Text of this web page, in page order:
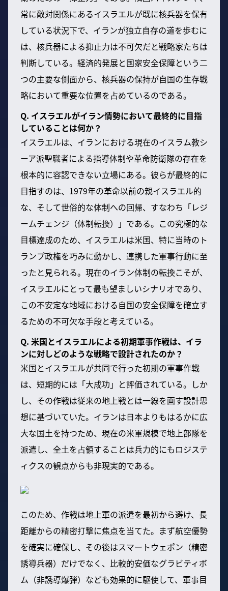
常に敵対関係にあるイスラエルが既に核兵器を保有
している状況下で、イランが独立自存の道を歩むに
は、核兵器による抑止力は不可欠だと戦略家たちは
判断している。経済的発展と国家安全保障という二
つの主要な側面から、核兵器の保持が自国の生存戦
略において重要な位置を占めているのである。
Q. イスラエルがイラン情勢において最終的に目指
していることは何か？
イスラエルは、イランにおける現在のイスラム教シ
ーア派聖職者による指導体制や革命防衛隊の存在を
根本的に容認できない立場にある。彼らが最終的に
目指すのは、1979年の革命以前の親イスラエル的
な、そして世俗的な体制への回帰、すなわち「レジ
ームチェンジ（体制転換）」である。この究極的な
目標達成のため、イスラエルは米国、特に当時のト
ランプ政権を巧みに動かし、連携した軍事行動に至
ったと見られる。現在のイラン体制の転換こそが、
イスラエルにとって最も望ましいシナリオであり、
この不安定な地域における自国の安全保障を確立す
るための不可欠な手段と考えている。
Q. 米国とイスラエルによる初期軍事作戦は、イラ
ンに対しどのような戦略で設計されたのか？
米国とイスラエルが共同で行った初期の軍事作戦
は、短期的には「大成功」と評価されている。しか
し、その作戦は従来の地上戦とは一線を画す設計思
想に基づいていた。イランは日本よりもはるかに広
大な国土を持つため、現在の米軍規模で地上部隊を
派遣し、全土を占領することは兵力的にもロジステ
ィクスの観点からも非現実的である。
このため、作戦は地上軍の派遣を最初から避け、長
距離からの精密打撃に焦点を当てた。まず航空優勢
を確実に確保し、その後はスマートウェポン（精密
誘導兵器）だけでなく、比較的安価なグラビティボ
ム（非誘導爆弾）なども効果的に駆使して、軍事目